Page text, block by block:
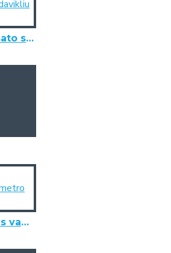
REFCO kondensato siurblys su optiniu davikliu VAMP-X
Izoliuotas varinis vamzdelis 1/4" diametro (50 metrų)